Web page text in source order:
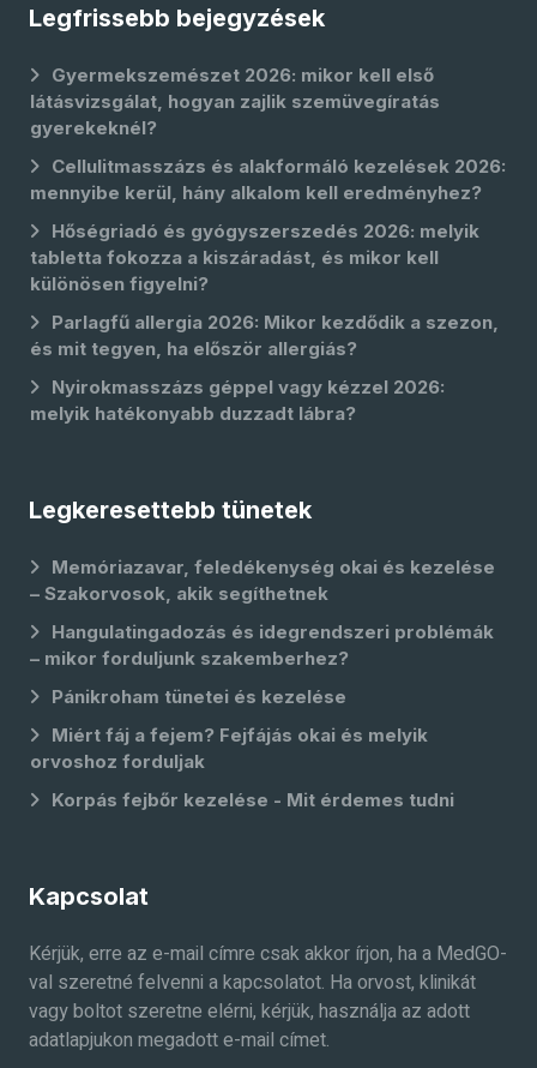
Legfrissebb bejegyzések
Gyermekszemészet 2026: mikor kell első
látásvizsgálat, hogyan zajlik szemüvegíratás
gyerekeknél?
Cellulitmasszázs és alakformáló kezelések 2026:
mennyibe kerül, hány alkalom kell eredményhez?
Hőségriadó és gyógyszerszedés 2026: melyik
tabletta fokozza a kiszáradást, és mikor kell
különösen figyelni?
Parlagfű allergia 2026: Mikor kezdődik a szezon,
és mit tegyen, ha először allergiás?
Nyirokmasszázs géppel vagy kézzel 2026:
melyik hatékonyabb duzzadt lábra?
Legkeresettebb tünetek
Memóriazavar, feledékenység okai és kezelése
– Szakorvosok, akik segíthetnek
Hangulatingadozás és idegrendszeri problémák
– mikor forduljunk szakemberhez?
Pánikroham tünetei és kezelése
Miért fáj a fejem? Fejfájás okai és melyik
orvoshoz forduljak
Korpás fejbőr kezelése - Mit érdemes tudni
Kapcsolat
Kérjük, erre az e-mail címre csak akkor írjon, ha a MedGO-
val szeretné felvenni a kapcsolatot. Ha orvost, klinikát
vagy boltot szeretne elérni, kérjük, használja az adott
adatlapjukon megadott e-mail címet.